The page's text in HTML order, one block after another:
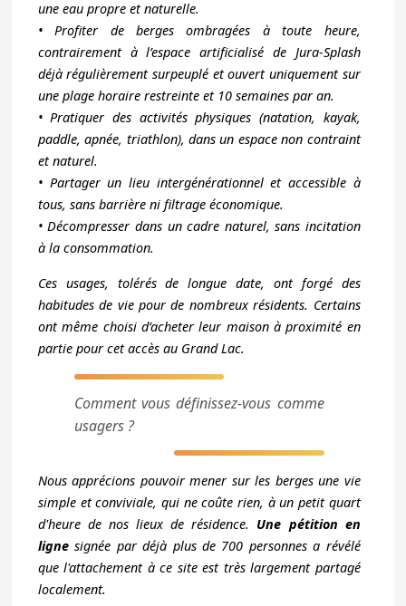
une eau propre et naturelle.
• Profiter de berges ombragées à toute heure,
contrairement à l’espace artificialisé de Jura-Splash
déjà régulièrement surpeuplé et ouvert uniquement sur
une plage horaire restreinte et 10 semaines par an.
• Pratiquer des activités physiques (natation, kayak,
paddle, apnée, triathlon), dans un espace non contraint
et naturel.
• Partager un lieu intergénérationnel et accessible à
tous, sans barrière ni filtrage économique.
• Décompresser dans un cadre naturel, sans incitation
à la consommation.
Ces usages, tolérés de longue date, ont forgé des
habitudes de vie pour de nombreux résidents. Certains
ont même choisi d’acheter leur maison à proximité en
partie pour cet accès au Grand Lac.
Comment vous définissez-vous comme
usagers ?
Nous apprécions pouvoir mener sur les berges une vie
simple et conviviale, qui ne coûte rien, à un petit quart
d'heure de nos lieux de résidence. Une pétition en
lignesignée par déjà plus de 700 personnes a révélé
que l'attachement à ce site est très largement partagé
localement.